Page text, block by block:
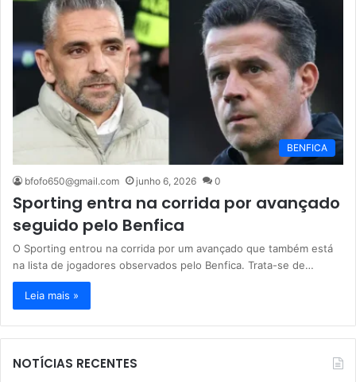
BENFICA
bfofo650@gmail.com junho 6, 2026 0
Sporting entra na corrida por avançado
seguido pelo Benfica
O Sporting entrou na corrida por um avançado que também está
na lista de jogadores observados pelo Benfica. Trata-se de…
Leia mais »
NOTÍCIAS RECENTES